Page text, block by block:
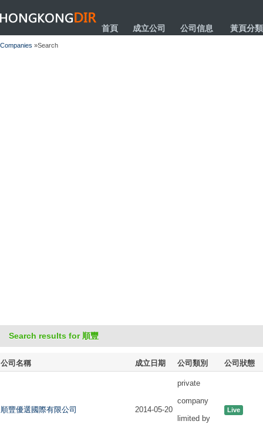
HONGKONGDIR
首頁 成立公司 公司信息 黃頁分類
Companies »Search
Search results for 順豐
公司名稱 成立日期 公司類別 公司狀態
順豐優選國際有限公司 2014-05-20
private
company
limited by
Live